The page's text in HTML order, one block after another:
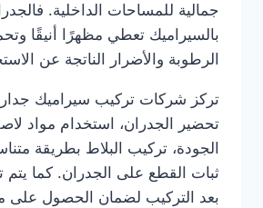
جمالية للمساحات الداخلية.
بالسيراميك تعطي مظهرًا أنيقًا
الرطوبة والأضرار الناتجة عن
تركز شركات تركيب سيراميك
تحضير الجدران، استخدام مواد
الجودة، تركيب البلاط بطريقة
ثبات القطع على الجدران. كما يتم
بعد التركيب لضمان الحصول على